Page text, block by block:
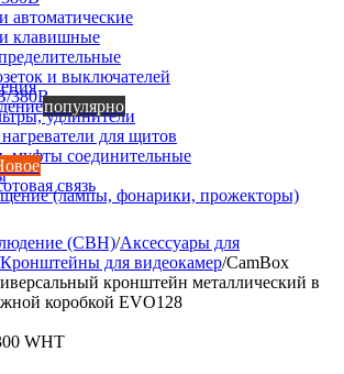
автоматические
клавишные
и выключателей
380В
удлинители
для щитов
муфты соединительные
(лампы, фонарики, прожекторы)
популярно
связь
(СВН)/Аксессуары для
Кронштейны для видеокамер/CamBox
кронштейн металлический в
коробкой EVO128
WHT